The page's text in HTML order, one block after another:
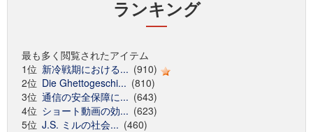
ランキング
最も多く閲覧されたアイテム
1位 新冷戦期における... (910)
2位 Die Ghettogeschi... (810)
3位 通信の安全保障に... (643)
4位 ショート動画の効... (623)
5位 J.S. ミルの社会... (460)